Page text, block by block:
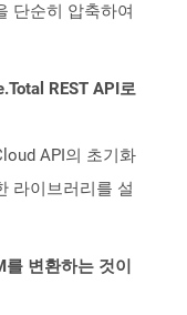
단순히 압축하여
REST API로
API의 초기화
라이브러리를 설
변환하는 것이